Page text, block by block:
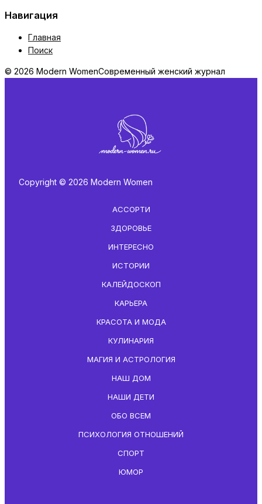
Навигация
Главная
Поиск
© 2026 Modern WomenСовременный женский журнал
Copyright © 2026 Modern Women
АССОРТИ
ЗДОРОВЬЕ
ИНТЕРЕСНО
ИСТОРИИ
КАЛЕЙДОСКОП
КАРЬЕРА
КРАСОТА И МОДА
КУЛИНАРИЯ
МАГИЯ И АСТРОЛОГИЯ
НАШ ДОМ
НАШИ ДЕТИ
ОБО ВСЕМ
ПСИХОЛОГИЯ ОТНОШЕНИЙ
СПОРТ
ЮМОР